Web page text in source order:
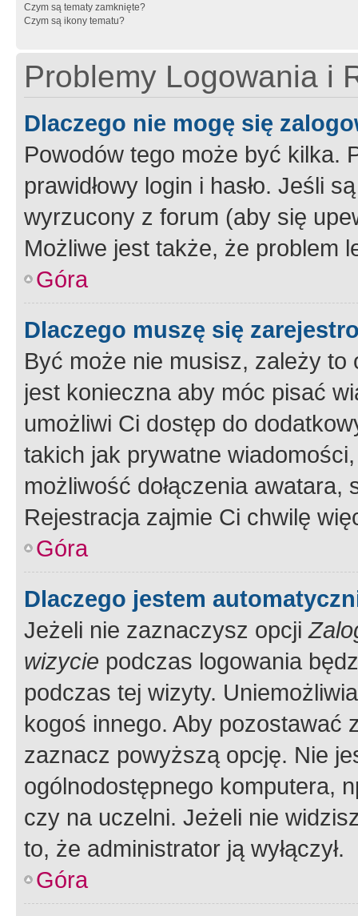
Czym są tematy zamknięte?
Czym są ikony tematu?
Problemy Logowania i
Dlaczego nie mogę się
Powodów tego może być kilka.
prawidłowy login i hasło. Jeśli
wyrzucony z forum (aby się
Możliwe jest także, że problem
Góra
Dlaczego muszę się
Być może nie musisz, zależy
jest konieczna aby móc pisać
umożliwi Ci dostęp do
takich jak prywatne
możliwość dołączenia
Rejestracja zajmie Ci chwilę
Góra
Dlaczego jestem
Jeżeli nie zaznaczysz opcji
wizycie podczas logowania
podczas tej wizyty.
kogoś innego. Aby pozostawać
zaznacz powyższą opcję. Nie
ogólnodostępnego komputera,
czy na uczelni. Jeżeli nie
to, że administrator ją wyłączył.
Góra